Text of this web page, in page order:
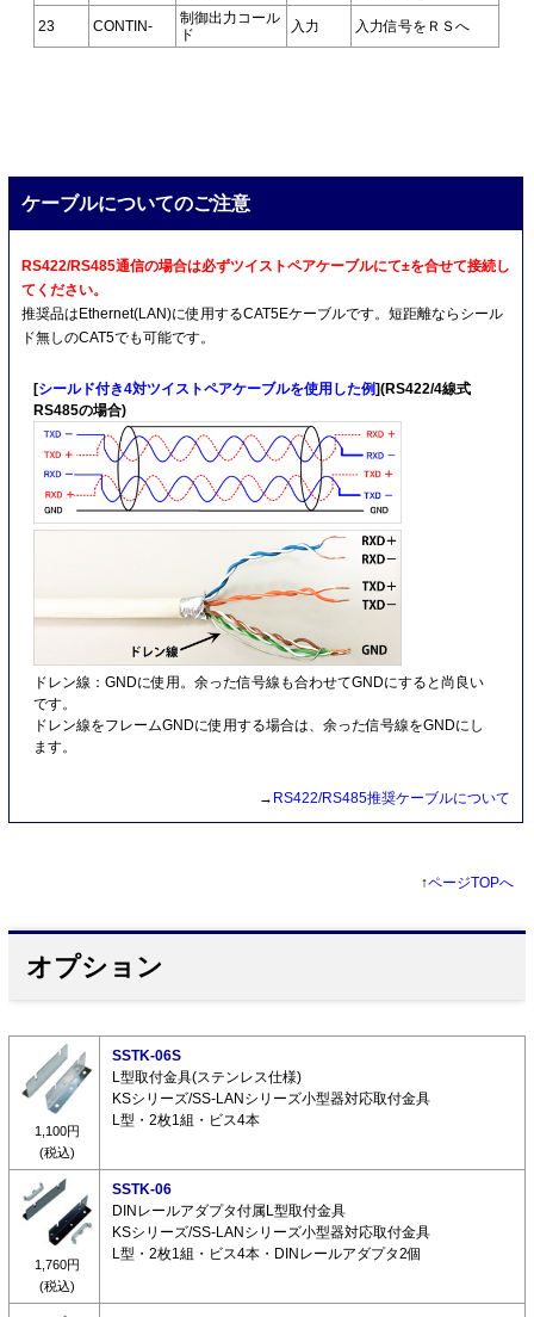
23
CONTIN-
制御出力コール
ド
入力 入力信号をＲＳへ
ケーブルについてのご注意
RS422/RS485通信の場合は必ずツイストペアケーブルにて±を合せて接続し
てください。
推奨品はEthernet(LAN)に使用するCAT5Eケーブルです。短距離ならシール
ド無しのCAT5でも可能です。
[シールド付き4対ツイストペアケーブルを使用した例](RS422/4線式
RS485の場合)
ドレン線：GNDに使用。余った信号線も合わせてGNDにすると尚良い
です。
ドレン線をフレームGNDに使用する場合は、余った信号線をGNDにし
ます。
→ RS422/RS485推奨ケーブルについて
↑ページTOPへ
オプション
1,100円
(税込)
SSTK-06S
L型取付金具(ステンレス仕様)
KSシリーズ/SS-LANシリーズ小型器対応取付金具
L型・2枚1組・ビス4本
1,760円
(税込)
SSTK-06
DINレールアダプタ付属L型取付金具
KSシリーズ/SS-LANシリーズ小型器対応取付金具
L型・2枚1組・ビス4本・DINレールアダプタ2個